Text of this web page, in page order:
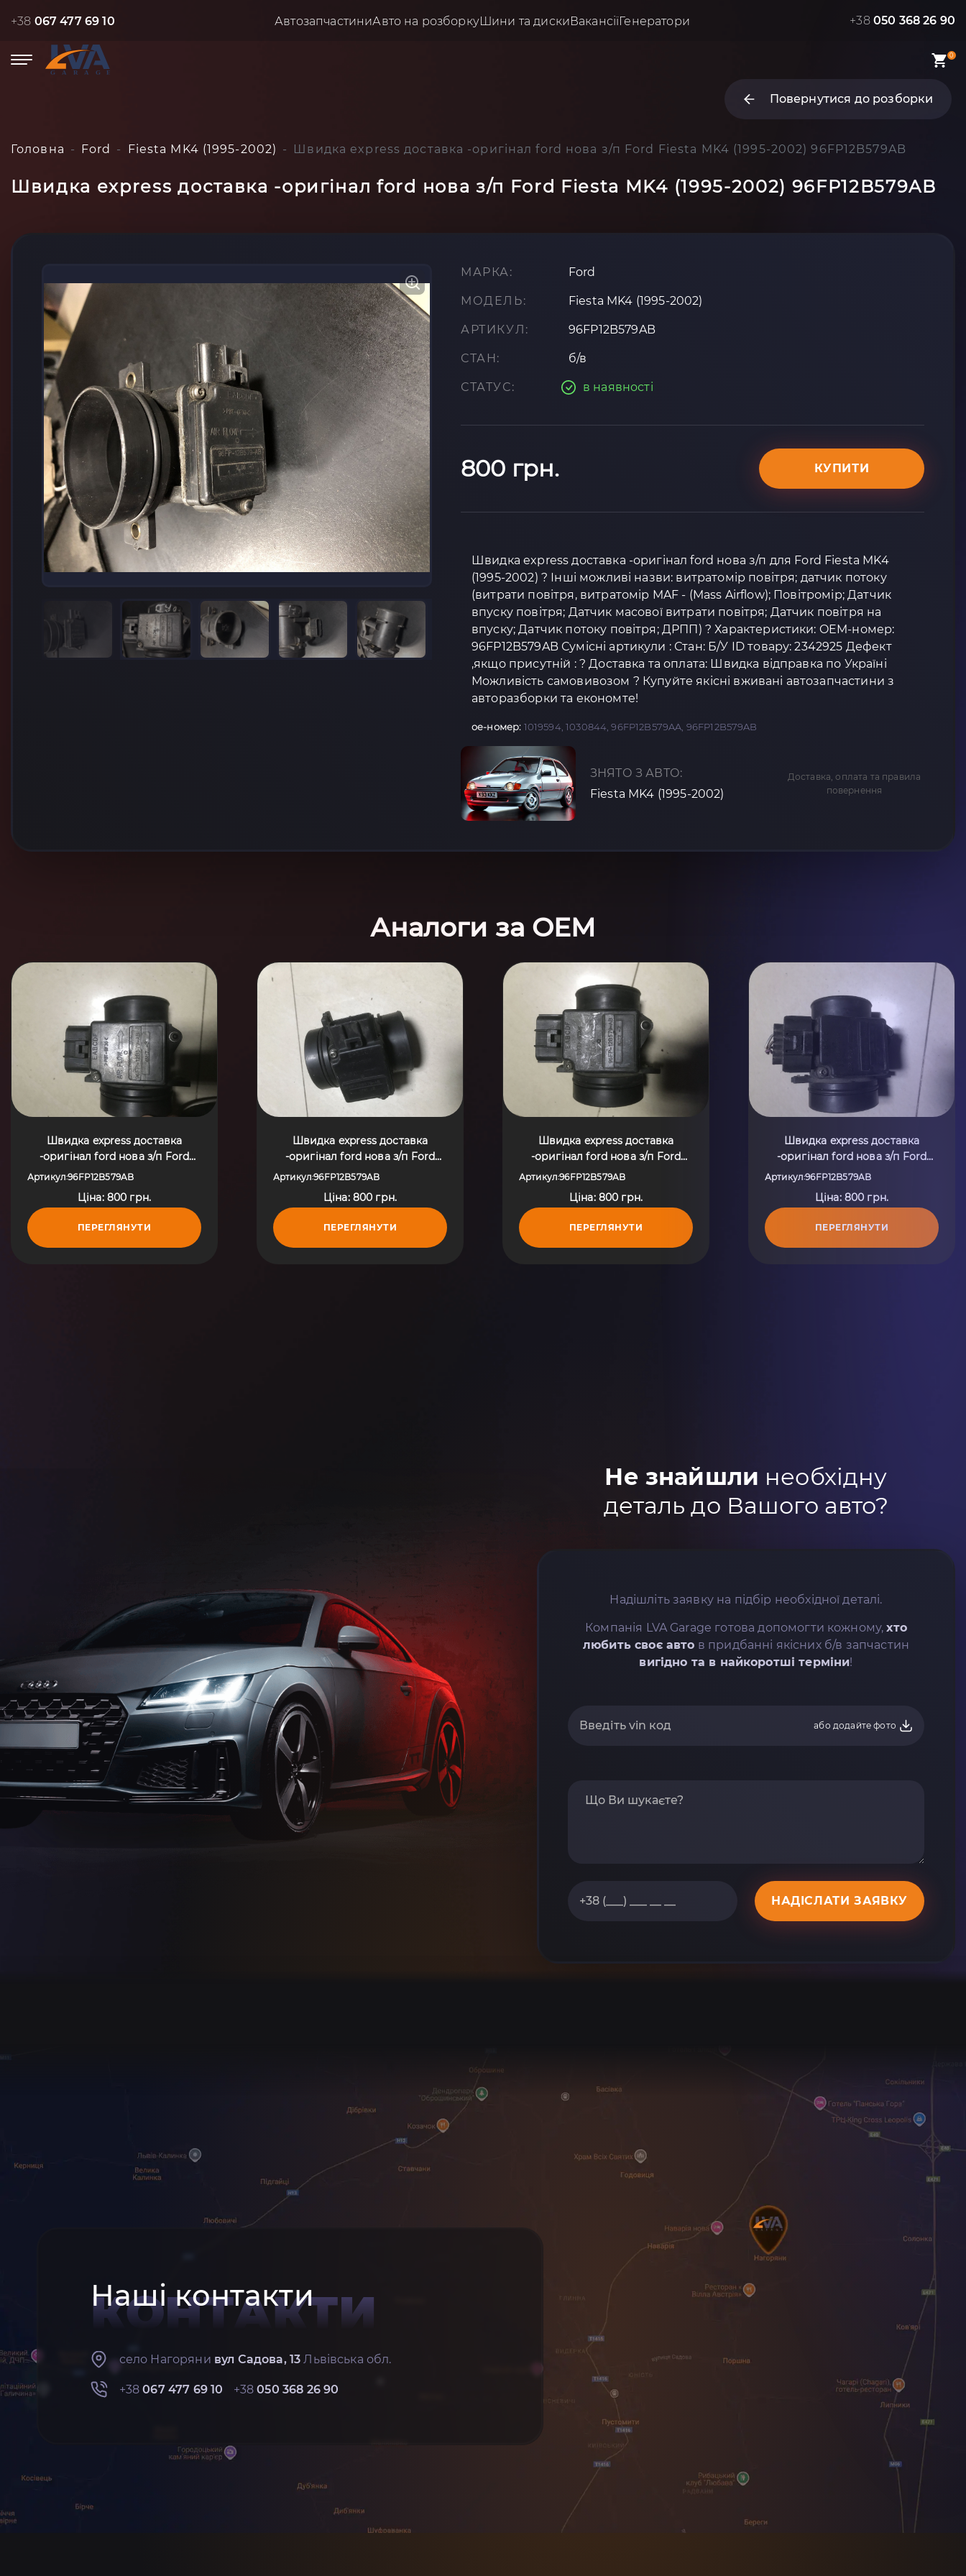
+38 067 477 69 10 АвтозапчастиниАвто на розборкуШини та дискиВакансіїГенератори +38 050 368 26 90
0
Повернутися до розборки
Головна Ford Fiesta MK4 (1995-2002) Швидка express доставка -оригінал ford нова з/п Ford Fiesta MK4 (1995-2002) 96FP12B579AB
Швидка express доставка -оригінал ford нова з/п Ford Fiesta MK4 (1995-2002) 96FP12B579AB
МАРКА: Ford
МОДЕЛЬ: Fiesta MK4 (1995-2002)
АРТИКУЛ: 96FP12B579AB
СТАН: б/в
СТАТУС: в наявності
800 грн. КУПИТИ
Швидка express доставка -оригінал ford нова з/п для Ford Fiesta MK4
(1995-2002) ? Інші можливі назви: витратомір повітря; датчик потоку
(витрати повітря, витратомір MAF - (Mass Airflow); Повітромір; Датчик
впуску повітря; Датчик масової витрати повітря; Датчик повітря на
впуску; Датчик потоку повітря; ДРПП) ? Характеристики: OEM-номер:
96FP12B579AB Сумісні артикули : Стан: Б/У ID товару: 2342925 Дефект
,якщо присутній : ? Доставка та оплата: Швидка відправка по Україні
Можливість самовивозом ? Купуйте якісні вживані автозапчастини з
авторазборки та економте!
oe-номер: 1019594, 1030844, 96FP12B579AA, 96FP12B579AB
ЗНЯТО З АВТО:
Fiesta MK4 (1995-2002)
Доставка, оплата та правила
повернення
Аналоги за OEM
Швидка express доставка
-оригінал ford нова з/п Ford
Fiesta MK4 (1995-2002)
Артикул:96FP12B579AB
Ціна: 800 грн.
ПЕРЕГЛЯНУТИ
Швидка express доставка
-оригінал ford нова з/п Ford
Fiesta седан 01-10 96FP12B579AB
Артикул:96FP12B579AB
Ціна: 800 грн.
ПЕРЕГЛЯНУТИ
Швидка express доставка
-оригінал ford нова з/п Ford
Fiesta MK4 (1995-2002)
Артикул:96FP12B579AB
Ціна: 800 грн.
ПЕРЕГЛЯНУТИ
Швидка express доставка
-оригінал ford нова з/п Ford
Fiesta MK4 (1995-2002)
Артикул:96FP12B579AB
Ціна: 800 грн.
ПЕРЕГЛЯНУТИ
Не знайшли необхідну
деталь до Вашого авто?
Надішліть заявку на підбір необхідної деталі.
Компанія LVA Garage готова допомогти кожному,хто
любить своє авто в придбанні якісних б/в запчастин
вигідно та в найкоротші терміни!
або додайте фото
НАДІСЛАТИ ЗАЯВКУ
Наші контакти
КОНТАКТИ
село Нагоряни вул Садова, 13 Львівська обл.
+38067 477 69 10 +38050 368 26 90